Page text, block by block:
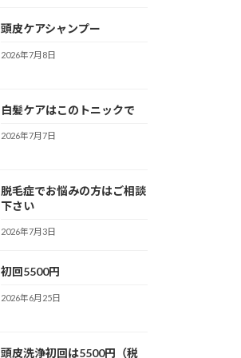
頭皮ケアシャンプー
2026年7月8日
白髪ケアはこのトニックで
2026年7月7日
脱毛症でお悩みの方はご相談
下さい
2026年7月3日
初回5500円
2026年6月25日
頭皮洗浄初回は5500円（税